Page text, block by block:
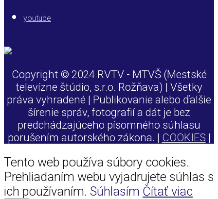
youtube
Copyright © 2024 RVTV - MTVŠ (Mestské
televízne štúdio, s.r.o. Rožňava) | Všetky
práva vyhradené | Publikovanie alebo ďalšie
šírenie správ, fotografií a dát je bez
predchádzajúceho písomného súhlasu
porušením autorského zákona. | COOKIES |
Tento web používa súbory cookies.
Prehliadaním webu vyjadrujete súhlas s
ich používaním. Súhlasím Čítať viac